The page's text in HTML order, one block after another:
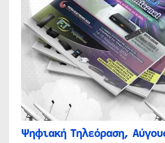
Ψηφιακή Τηλεόραση,